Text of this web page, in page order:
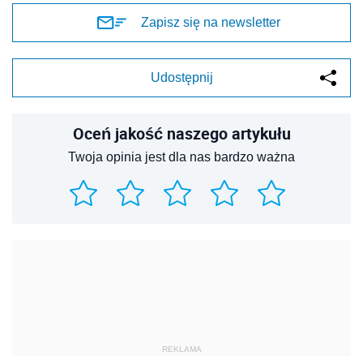
Zapisz się na newsletter
Udostępnij
Oceń jakość naszego artykułu
Twoja opinia jest dla nas bardzo ważna
REKLAMA